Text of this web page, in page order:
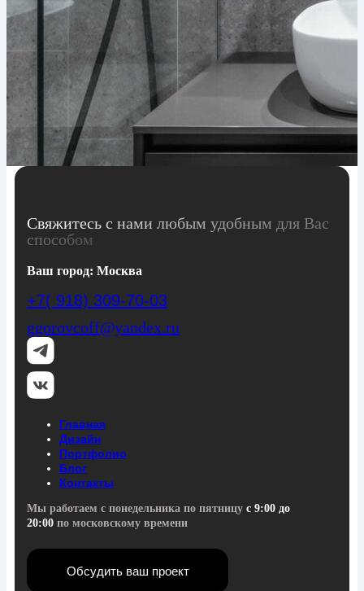
Свяжитесь с нами любым удобным для Вас
способом
Ваш город: Москва
+7( 918) 309-70-03
ggorovcoff@yandex.ru
Главная
Дизайн
Портфолио
Блог
Контакты
Мы работаем с понедельника по пятницу с 9:00 до
20:00 по московскому времени
Обсудить ваш проект